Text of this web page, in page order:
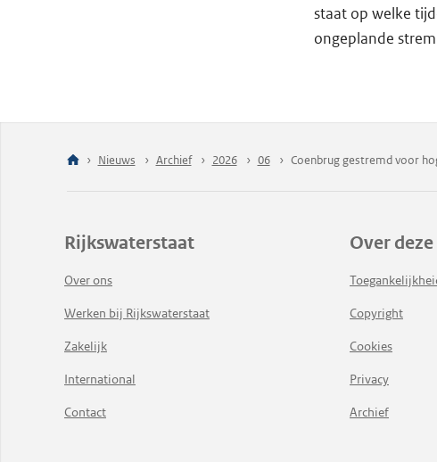
staat op welke
ongeplande
Nieuws Archief 2026 06 Coenbrug gestremd voor
Rijkswaterstaat
Over ons
Werken bij Rijkswaterstaat
Zakelijk
International
Contact
Over
Copyright
Cookies
Privacy
Archief